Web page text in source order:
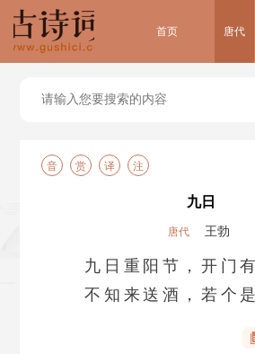
首页 唐代
音 赏 译 注
九日
唐代 王勃
九日重阳节，开门
不知来送酒，若个